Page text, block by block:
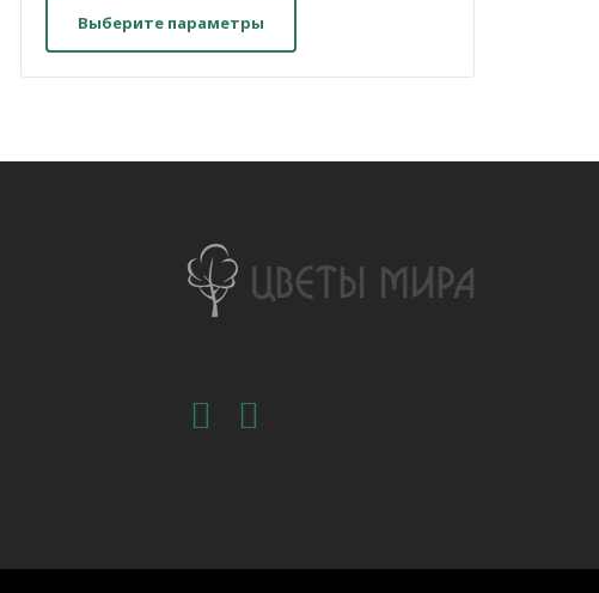
Выберите параметры
имеет
несколько
можно
товара.